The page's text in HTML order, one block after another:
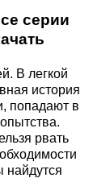
серии
В легкой
история
попадают в
рвать
найдутся